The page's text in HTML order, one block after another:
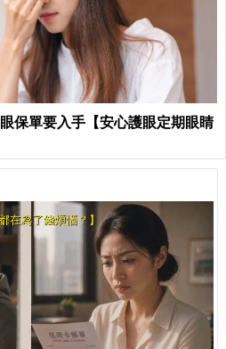
保單要入手【安心護眼定期眼睛